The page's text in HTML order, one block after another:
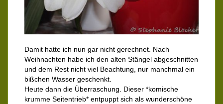
Damit hatte ich nun gar nicht gerechnet. Nach
Weihnachten habe ich den alten Stängel abgeschnitten
und dem Rest nicht viel Beachtung, nur manchmal ein
bißchen Wasser geschenkt.
Heute dann die Überraschung. Dieser *komische
krumme Seitentrieb* entpuppt sich als wunderschöne